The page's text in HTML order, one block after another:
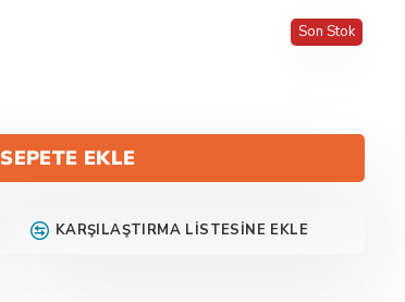
Son Stok
SEPETE EKLE
KARŞILAŞTIRMA LISTESINE EKLE